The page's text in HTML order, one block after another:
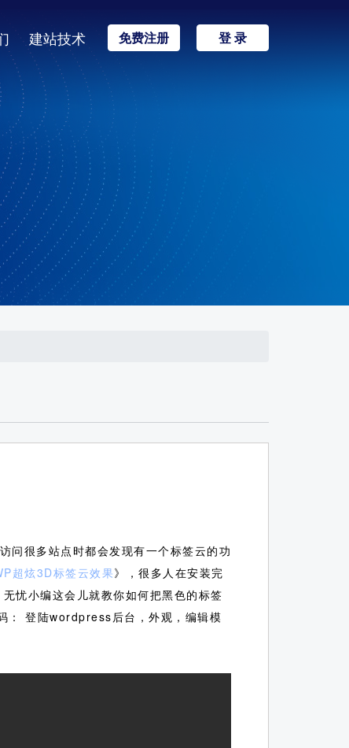
建站技术 免费注册 登 录
问很多站点时都会发现有一个标签云的功
超炫3D标签云效果》，很多人在安装完
忧小编这会儿就教你如何把黑色的标签
： 登陆wordpress后台，外观，编辑模